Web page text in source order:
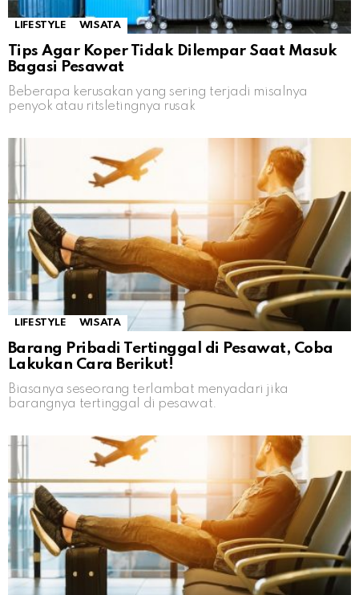
LIFESTYLE WISATA
Tips Agar Koper Tidak Dilempar Saat Masuk
Bagasi Pesawat
Beberapa kerusakan yang sering terjadi misalnya
penyok atau ritsletingnya rusak
LIFESTYLE WISATA
Barang Pribadi Tertinggal di Pesawat, Coba
Lakukan Cara Berikut!
Biasanya seseorang terlambat menyadari jika
barangnya tertinggal di pesawat.